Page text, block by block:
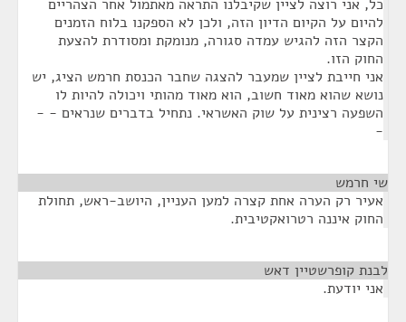
כל, אני רוצה לציין שקיבלנו התראה מאתמול אחר הצהריים
להיום על הקיום הדיון הזה, ולכן לא הספקנו בלוח הזמנים
הקצר הזה להגיש עמדה סגורה, מנומקת ומסודרת להצעת
החוק הזו.
אני חייבת לציין שמעבר להצגה שחבר הכנסת חרמש הציג, יש
נושא שהוא מאוד חשוב, הוא מאוד מהותי ויכולה להיות לו
השפעה רצינית על שוק האשראי. נתחיל בדברים שנראים - -
-
שי חרמש
אעיר רק הערה אחת קצרה למען העניין, היושב-ראש, תחולת
החוק איננה רטרואקטיבית.
לבנת קופרשטיין דאש
אני יודעת.